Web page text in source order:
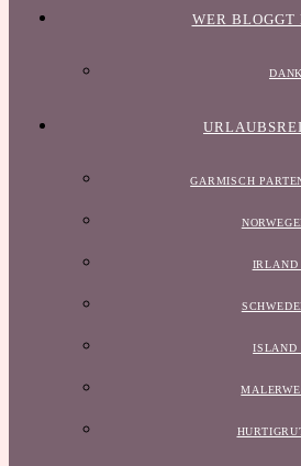
WER BLOGGT
GARMISCH
IRLAND
ISLAND